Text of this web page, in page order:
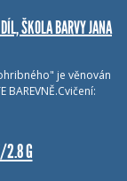
ŠKOLA BARVY JANA
je věnován
BAREVNĚ.Cvičení:
G